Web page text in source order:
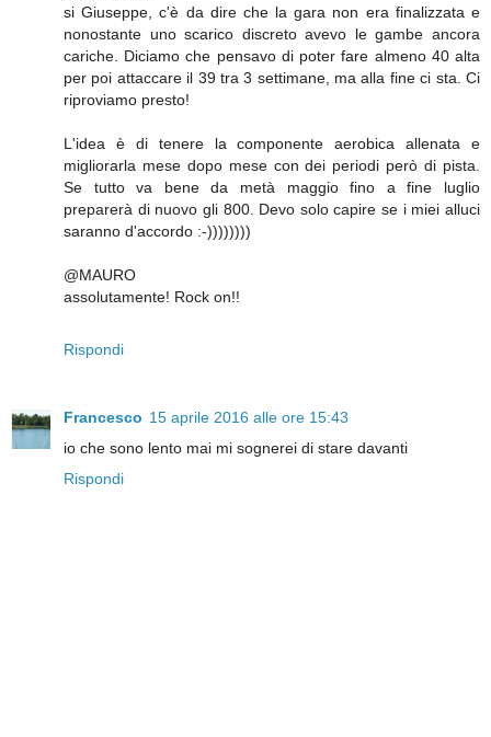
si Giuseppe, c'è da dire che la gara non era finalizzata e
nonostante uno scarico discreto avevo le gambe ancora
cariche. Diciamo che pensavo di poter fare almeno 40 alta
per poi attaccare il 39 tra 3 settimane, ma alla fine ci sta. Ci
riproviamo presto!
L'idea è di tenere la componente aerobica allenata e
migliorarla mese dopo mese con dei periodi però di pista.
Se tutto va bene da metà maggio fino a fine luglio
preparerà di nuovo gli 800. Devo solo capire se i miei alluci
saranno d'accordo :-))))))))
@MAURO
assolutamente! Rock on!!
Rispondi
Francesco 15 aprile 2016 alle ore 15:43
io che sono lento mai mi sognerei di stare davanti
Rispondi